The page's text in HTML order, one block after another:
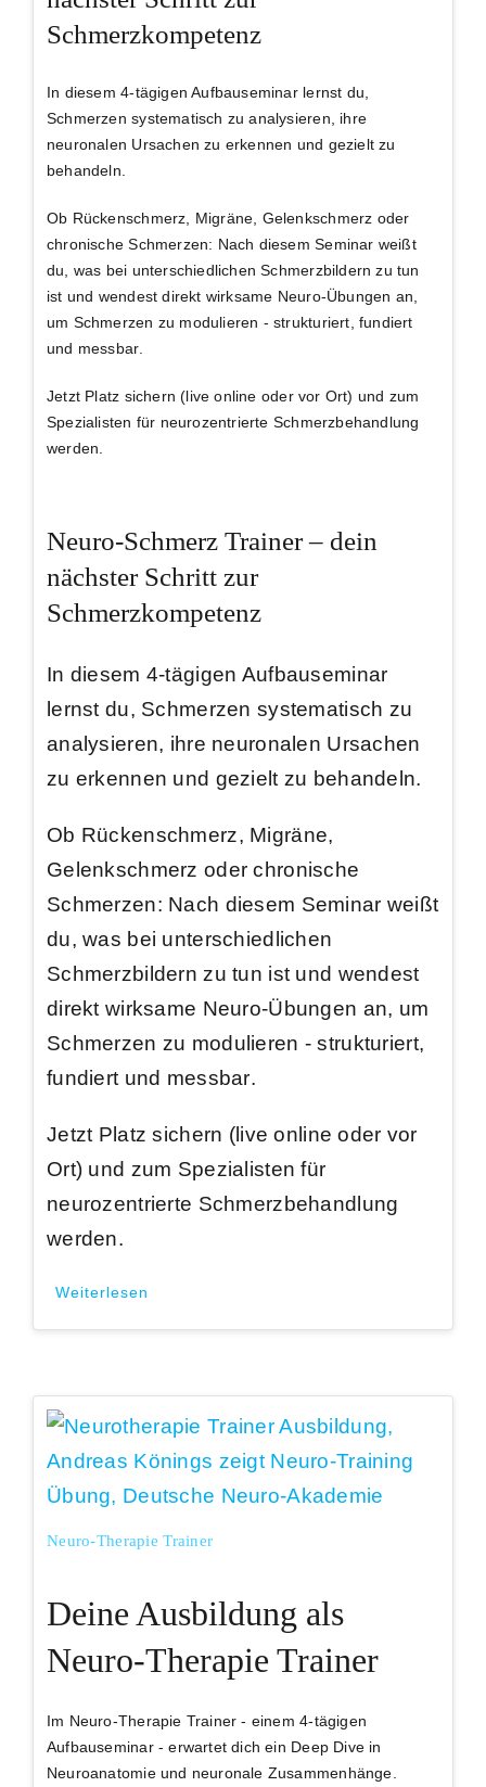
Schmerzkompetenz
In diesem 4-tägigen Aufbauseminar lernst du,
Schmerzen systematisch zu analysieren, ihre
neuronalen Ursachen zu erkennen und gezielt zu
behandeln
Ob Rückenschmerz, Migräne, Gelenkschmerz oder
chronische Schmerzen: Nach diesem Seminar weißt
du, was bei unterschiedlichen Schmerzbildern zu tun
ist und wendest direkt wirksame Neuro-Übungen an,
um Schmerzen zu modulieren -strukturiert, fundiert
und messbar
Jetzt Platz sichern(live online oder vor Ort) und zum
Spezialisten für neurozentrierte Schmerzbehandlung
werden
Neuro-Schmerz Trainer – dein
nächster Schritt zur
Schmerzkompetenz
In diesem 4-tägigen Aufbauseminar
lernst du, Schmerzen systematisch zu
analysieren, ihre neuronalen Ursachen
zu erkennen und gezielt zu behandeln.
Ob Rückenschmerz, Migräne,
Gelenkschmerz oder chronische
Schmerzen: Nach diesem Seminar weißt
du,was bei unterschiedlichen
Schmerzbildern zu tun ist und wendest
direkt wirksame Neuro-Übungen an, um
Schmerzen zu modulieren -strukturiert,
fundiert und messbar.
Jetzt Platz sichern (live online oder vor
Ort) und zum Spezialisten für
neurozentrierte Schmerzbehandlung
werden.
Weiterlesen
Neuro-Therapie Trainer
Deine Ausbildung als
Neuro-Therapie Trainer
Im Neuro-Therapie Trainer - einem 4-tägigen
Aufbauseminar - erwartet dich ein Deep Dive in
Neuroanatomieund neuronale Zusammenhänge.